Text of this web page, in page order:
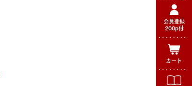
会員登録
200p付
カート